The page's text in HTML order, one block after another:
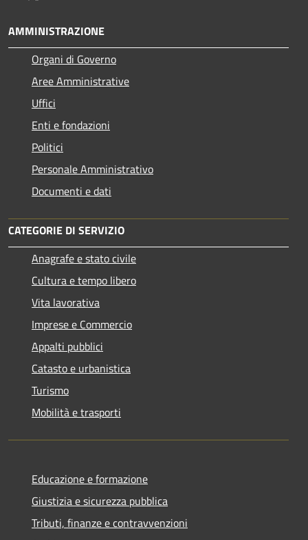
AMMINISTRAZIONE
Organi di Governo
Aree Amministrative
Uffici
Enti e fondazioni
Politici
Personale Amministrativo
Documenti e dati
CATEGORIE DI SERVIZIO
Anagrafe e stato civile
Cultura e tempo libero
Vita lavorativa
Imprese e Commercio
Appalti pubblici
Catasto e urbanistica
Turismo
Mobilità e trasporti
Educazione e formazione
Giustizia e sicurezza pubblica
Tributi, finanze e contravvenzioni